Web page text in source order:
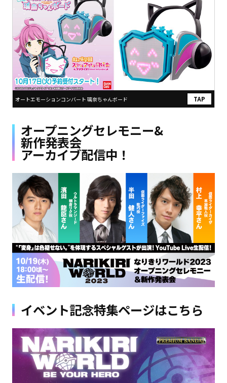
オートエモーションコンバート 璃奈ちゃんボード
オープニングセレモニー&
新作発表会
アーカイブ配信中！
イベント記念特集ページはこちら